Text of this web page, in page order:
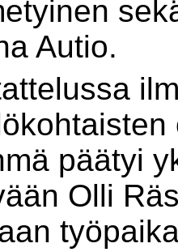
Autio.
päätyi
Olli